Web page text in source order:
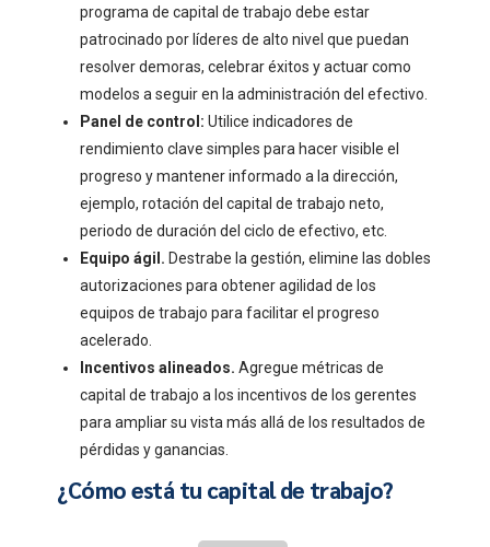
programa de capital de trabajo debe estar
patrocinado por líderes de alto nivel que puedan
resolver demoras, celebrar éxitos y actuar como
modelos a seguir en la administración del efectivo.
Panel de control: Utilice indicadores de
rendimiento clave simples para hacer visible el
progreso y mantener informado a la dirección,
ejemplo, rotación del capital de trabajo neto,
periodo de duración del ciclo de efectivo, etc.
Equipo ágil. Destrabe la gestión, elimine las dobles
autorizaciones para obtener agilidad de los
equipos de trabajo para facilitar el progreso
acelerado.
Incentivos alineados.Agregue métricas de
capital de trabajo a los incentivos de los gerentes
para ampliar su vista más allá de los resultados de
pérdidas y ganancias.
¿Cómo está tu capital de trabajo?